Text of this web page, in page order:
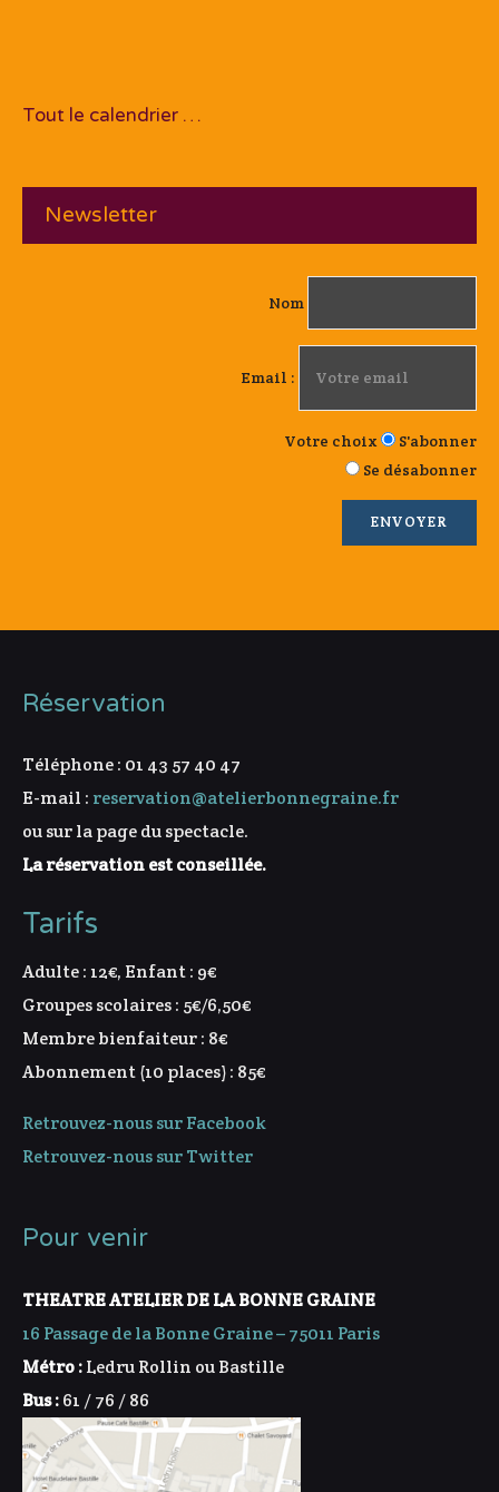
Tout le calendrier …
Newsletter
Nom
Email :
Votre choix
S'abonner
Se désabonner
Réservation
Téléphone : 01 43 57 40 47
E-mail : reservation@atelierbonnegraine.fr
ou sur la page du spectacle.
La réservation est conseillée.
Tarifs
Adulte : 12€, Enfant : 9€
Groupes scolaires : 5€/6,50€
Membre bienfaiteur : 8€
Abonnement (10 places) : 85€
Retrouvez-nous sur Facebook
Retrouvez-nous sur Twitter
Pour venir
THEATRE ATELIER DE LA BONNE GRAINE
16 Passage de la Bonne Graine – 75011 Paris
Métro :Ledru Rollin ou Bastille
Bus :61 / 76 / 86